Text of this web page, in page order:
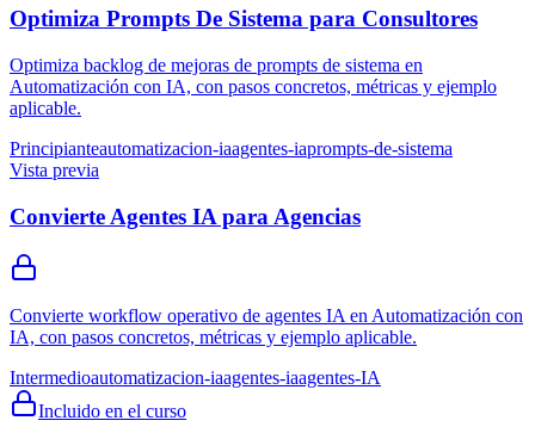
Optimiza Prompts De Sistema para Consultores
Optimiza backlog de mejoras de prompts de sistema en
Automatización con IA, con pasos concretos, métricas y ejemplo
aplicable.
Principianteautomatizacion-iaagentes-iaprompts-de-sistema
Vista previa
Convierte Agentes IA para Agencias
Convierte workflow operativo de agentes IA en Automatización con
IA, con pasos concretos, métricas y ejemplo aplicable.
Intermedioautomatizacion-iaagentes-iaagentes-IA
Incluido en el curso